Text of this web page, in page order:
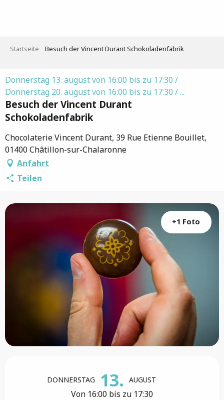
Startseite Besuch der Vincent Durant Schokoladenfabrik
Donnerstag 13. august von 16:00 bis zu 17:30 /
Donnerstag 20. august von 16:00 bis zu 17:30 / ...
Besuch der Vincent Durant
Schokoladenfabrik
Chocolaterie Vincent Durant, 39 Rue Etienne Bouillet,
01400 Châtillon-sur-Chalaronne
Anfahrt
Teilen
+1 Foto
DONNERSTAG 13. AUGUST
Von 16:00 bis zu 17:30